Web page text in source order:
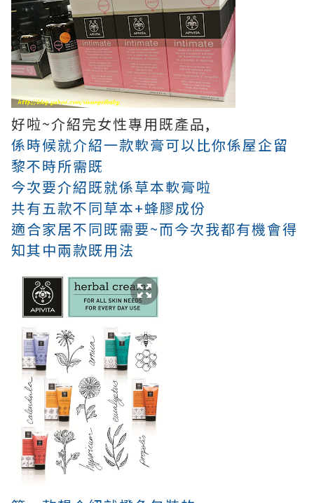
好啦~介紹完女性專用既產品,
係時候就介紹一款軟膏可以比你係屋企留
黎不時所需既
今次要介紹既就係草本軟膏啦
共有五款不同草本+蜂膠成份
適合家居不同既需要~而今次我都有機會得
知其中兩款既用法